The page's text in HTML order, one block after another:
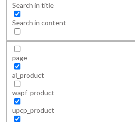
Search in title
Search in content
page
al_product
wapf_product
upcp_product